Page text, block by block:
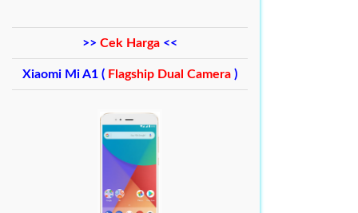
>> Cek Harga <<
Xiaomi Mi A1 ( Flagship Dual Camera )